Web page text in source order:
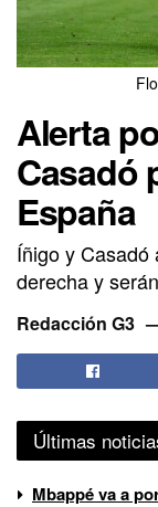
Alerta
Casadó
España
Íñigo y Casadó
derecha y
Redacción G3
Últimas
Mbappé va a